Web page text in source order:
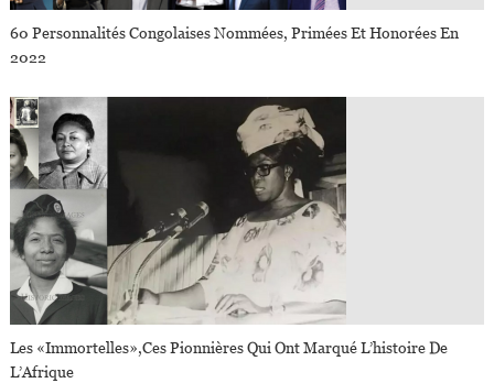
60 Personnalités Congolaises Nommées, Primées Et Honorées En
2022
Les «Immortelles»,ces Pionnières Qui Ont Marqué L’histoire De
L’Afrique